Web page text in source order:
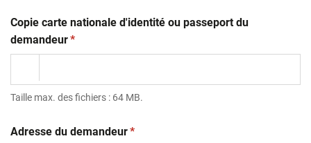
Copie carte nationale d'identité ou passeport du
demandeur(obligatoire)
*
Taille max. des fichiers : 64 MB.
Adresse du demandeur(obligatoire)
*